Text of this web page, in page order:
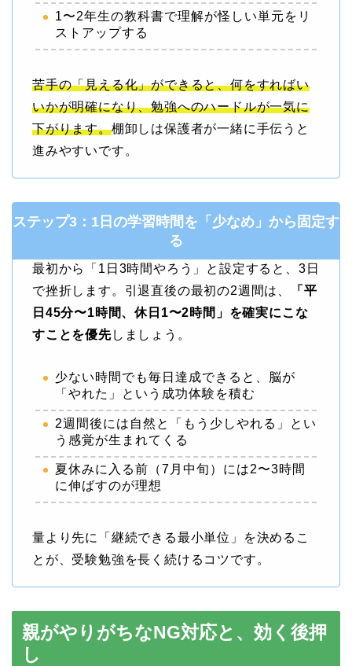
1〜2年生の教科書で理解が怪しい単元をリ
ストアップする
苦手の「見える化」ができると、何をすればい
いかが明確になり、勉強へのハードルが一気に
下がります。棚卸しは保護者が一緒に手伝うと
進みやすいです。
ステップ3：1日の学習時間を「少なめ」から固定す
る
最初から「1日3時間やろう」と設定すると、3日
で挫折します。引退直後の最初の2週間は、
「平
日45分〜1時間、休日1〜2時間」を確実にこな
すことを優先しましょう。
少ない時間でも毎日達成できると、脳が
「やれた」という成功体験を積む
2週間後には自然と「もう少しやれる」とい
う感覚が生まれてくる
夏休みに入る前（7月中旬）には2〜3時間
に伸ばすのが理想
量より先に「継続できる最小単位」を決めるこ
とが、受験勉強を長く続けるコツです。
親がやりがちなNG対応と、効く後押
し